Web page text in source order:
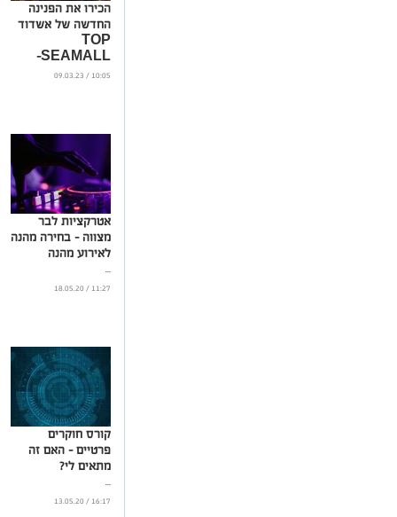
הכירו את הפנינה
החדשה של אשדוד
TOP
SEAMALL-
קומפלקס משרדים
10:05 / 09.03.23
אטרקציות לבר
מצווה – בחירה מהנה
לאירוע מהנה
...
11:27 / 18.05.20
קורס חוקרים
פרטיים – האם זה
מתאים לי?
...
16:17 / 13.05.20